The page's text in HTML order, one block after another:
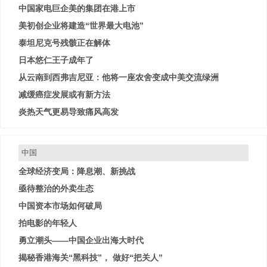
中国家电巨企美的集团在港上市
美初创企业将建造“世界最大电池”
泰坦尼克号残骸正在解体
日本悠仁王子成年了
从云南到西弗吉尼亚：他将一座农舍变成中美交流绿洲
减缓癌症发展或有新方法
炎热天气更易导致痛风高发
中国
全球经济变局：降息潮、新挑战
亟待整治的外卖生态
中国资本市场如何破局
拍电影的年轻人
勇立潮头——中国企业出海大时代
揭秘香港海关“黑科技”， 做好“把关人”